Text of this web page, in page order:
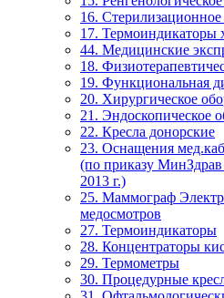
16.
17. Термоиндикаторы
44. Медицинские
18.
19. Функциональная
20. Хирургическое
21. Эндоскопическое
22. Кресла донорские
23. Оснащения
(по приказу
2013 г.)
25. Маммограф
медосмотров
27. Термоиндикаторы
28. Концентраторы
29. Термометры
30. Процедурные